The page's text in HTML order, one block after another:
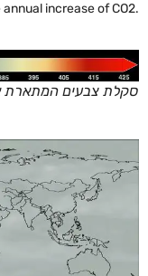
increase of CO2.
סקלת צבעים המתארת